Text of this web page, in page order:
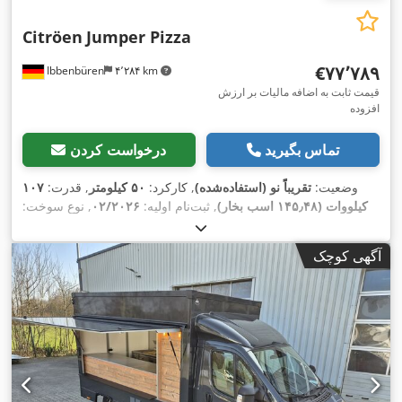
Ibbenbüren ۴٬۲۸۴ km
Citröen Jumper Pizza
‎€۷۷٬۷۸۹
قیمت ثابت به اضافه مالیات بر ارزش
افزوده
درخواست کردن تماس بگیرید
وضعیت: تقریباً نو (استفاده‌شده), کارکرد: ۵۰ کیلومتر , قدرت: ۱۰۷
کیلووات (۱۴۵٫۴۸ اسب بخار)
, ثبت‌نام اولیه: ۰۲/۲۰۲۶ , نوع سوخت:
میلی‌متر, عرض فضای بارگیری:۲٬۲۰۰ میلی‌متر
, ارتفاع فضای
بارگیری:
, تجهیزات: اِی‌بی‌اِس‎, لاستیک‌های چهارفصل,
آگهی کوچک